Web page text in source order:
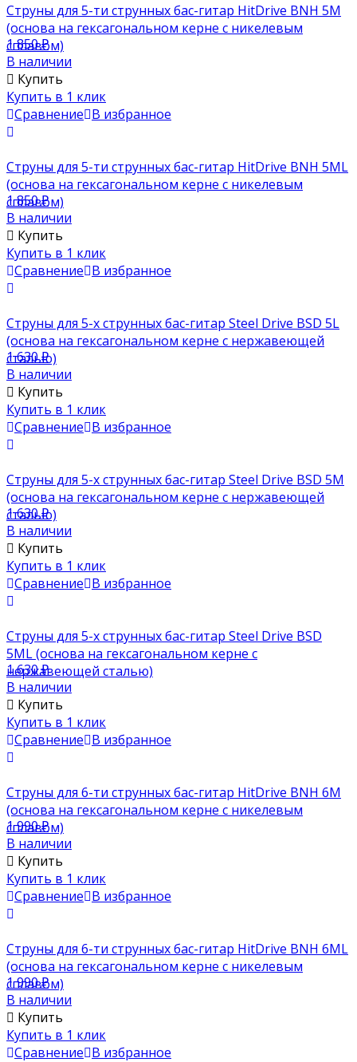
Струны для 5-ти струнных бас-гитар HitDrive BNH 5M
(основа на гексагональном керне с никелевым
сплавом)
1 850₽
В наличии
Купить
Купить в 1 клик
Сравнение В избранное
Струны для 5-ти струнных бас-гитар HitDrive BNH 5ML
(основа на гексагональном керне с никелевым
сплавом)
1 850₽
В наличии
Купить
Купить в 1 клик
Сравнение В избранное
Струны для 5-х струнных бас-гитар Steel Drive BSD 5L
(основа на гексагональном керне с нержавеющей
сталью)
1 630₽
В наличии
Купить
Купить в 1 клик
Сравнение В избранное
Струны для 5-х струнных бас-гитар Steel Drive BSD 5M
(основа на гексагональном керне с нержавеющей
сталью)
1 630₽
В наличии
Купить
Купить в 1 клик
Сравнение В избранное
Струны для 5-х струнных бас-гитар Steel Drive BSD
5ML (основа на гексагональном керне с
нержавеющей сталью)
1 630₽
В наличии
Купить
Купить в 1 клик
Сравнение В избранное
Струны для 6-ти струнных бас-гитар HitDrive BNH 6M
(основа на гексагональном керне с никелевым
сплавом)
1 990₽
В наличии
Купить
Купить в 1 клик
Сравнение В избранное
Струны для 6-ти струнных бас-гитар HitDrive BNH 6ML
(основа на гексагональном керне с никелевым
сплавом)
1 990₽
В наличии
Купить
Купить в 1 клик
Сравнение В избранное